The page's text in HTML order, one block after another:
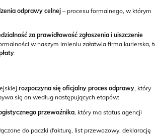
odprawy celnej– procesu formalnego, w którym
za prawidłowość zgłoszenia i uiszczenie
w naszym imieniu załatwia firma kurierska,
.
rozpoczyna się oficjalny proces odprawy, który
się on według następujących etapów:
przewoźnika, który ma status agencji
do paczki (fakturę, list przewozowy, deklarację